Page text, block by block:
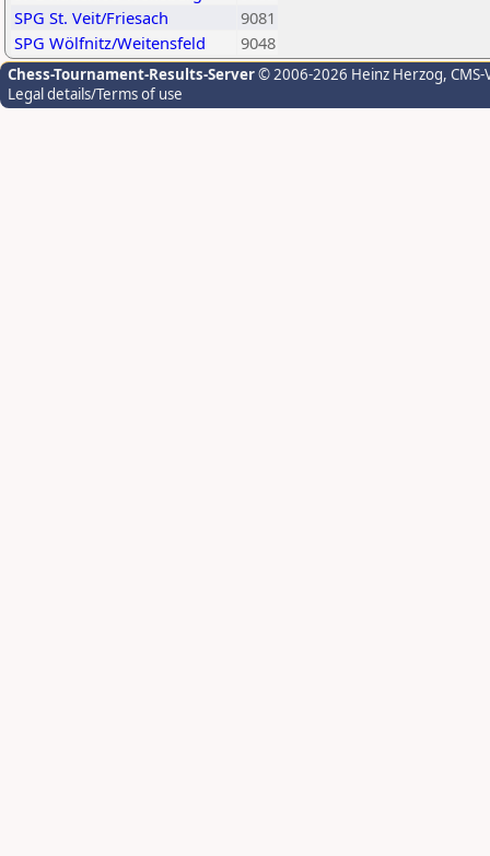
SPG St. Veit/Friesach
9081
SPG Wölfnitz/Weitensfeld
9048
Chess-Tournament-Results-Server© 2006-2026 Heinz Herzog,
Legal details/Terms of use